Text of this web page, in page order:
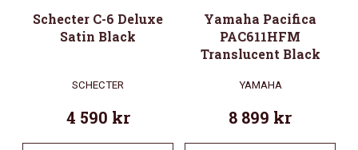
Schecter C-6 Deluxe
Satin Black
SCHECTER
4 590 kr
Yamaha Pacifica
PAC611HFM
Translucent Black
YAMAHA
8 899 kr